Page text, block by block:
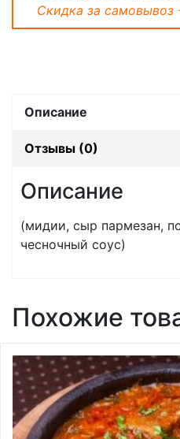
Скидка за самовывоз
Описание
Отзывы (0)
Описание
(мидии, сыр пармезан,
чесночный соус)
Похожие